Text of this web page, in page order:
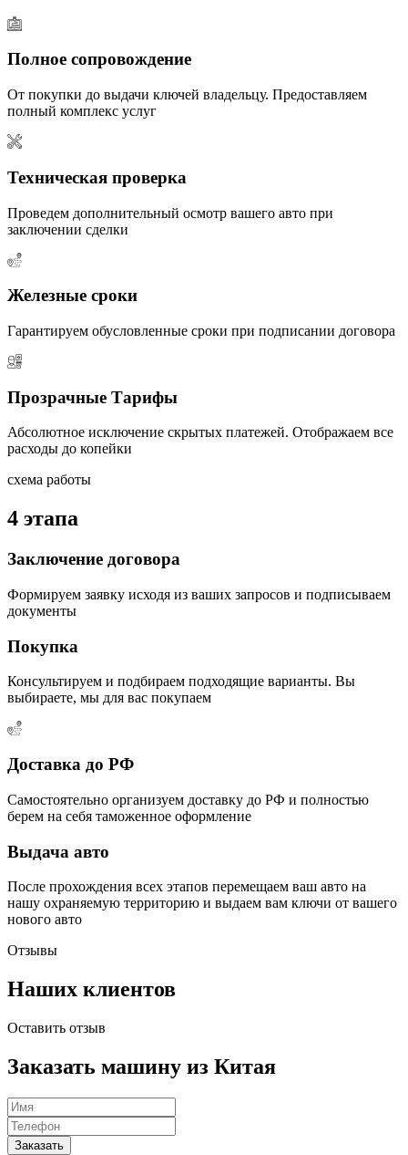
Полное сопровождение
От покупки до выдачи ключей владельцу. Предоставляем
полный комплекс услуг
Техническая проверка
Проведем дополнительный осмотр вашего авто при
заключении сделки
Железные сроки
Гарантируем обусловленные сроки при подписании договора
Прозрачные Тарифы
Абсолютное исключение скрытых платежей. Отображаем все
расходы до копейки
схема работы
4 этапа
Заключение договора
Формируем заявку исходя из ваших запросов и подписываем
документы
Покупка
Консультируем и подбираем подходящие варианты. Вы
выбираете, мы для вас покупаем
Доставка до РФ
Самостоятельно организуем доставку до РФ и полностью
берем на себя таможенное оформление
Выдача авто
После прохождения всех этапов перемещаем ваш авто на
нашу охраняемую территорию и выдаем вам ключи от вашего
нового авто
Отзывы
Наших клиентов
Оставить отзыв
Заказать машину из Китая